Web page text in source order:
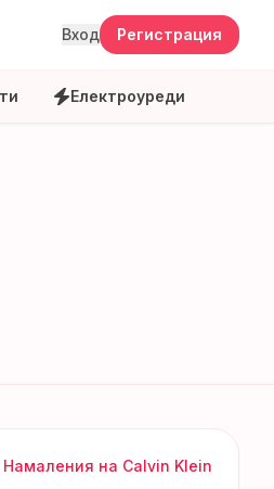
Вход Регистрация
Електроуреди
Намаления на Calvin Klein